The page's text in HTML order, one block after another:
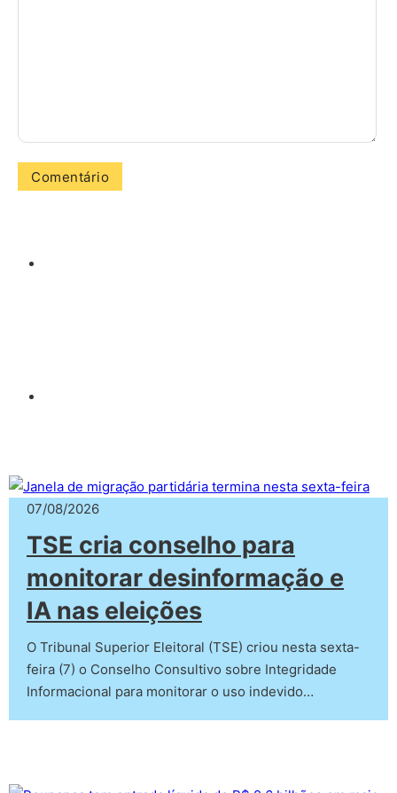
07/08/2026
TSE cria conselho para
monitorar desinformação e
IA nas eleições
O Tribunal Superior Eleitoral (TSE) criou nesta sexta-
feira (7) o Conselho Consultivo sobre Integridade
Informacional para monitorar o uso indevido…